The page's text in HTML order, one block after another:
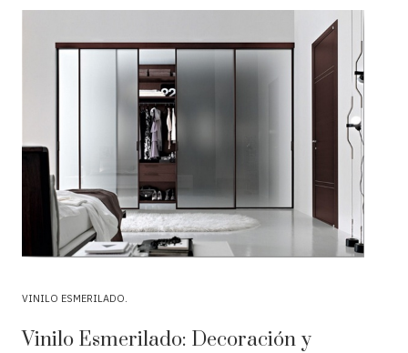
VINILO ESMERILADO
Vinilo Esmerilado: Decoración y